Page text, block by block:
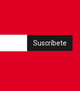
Suscríbete